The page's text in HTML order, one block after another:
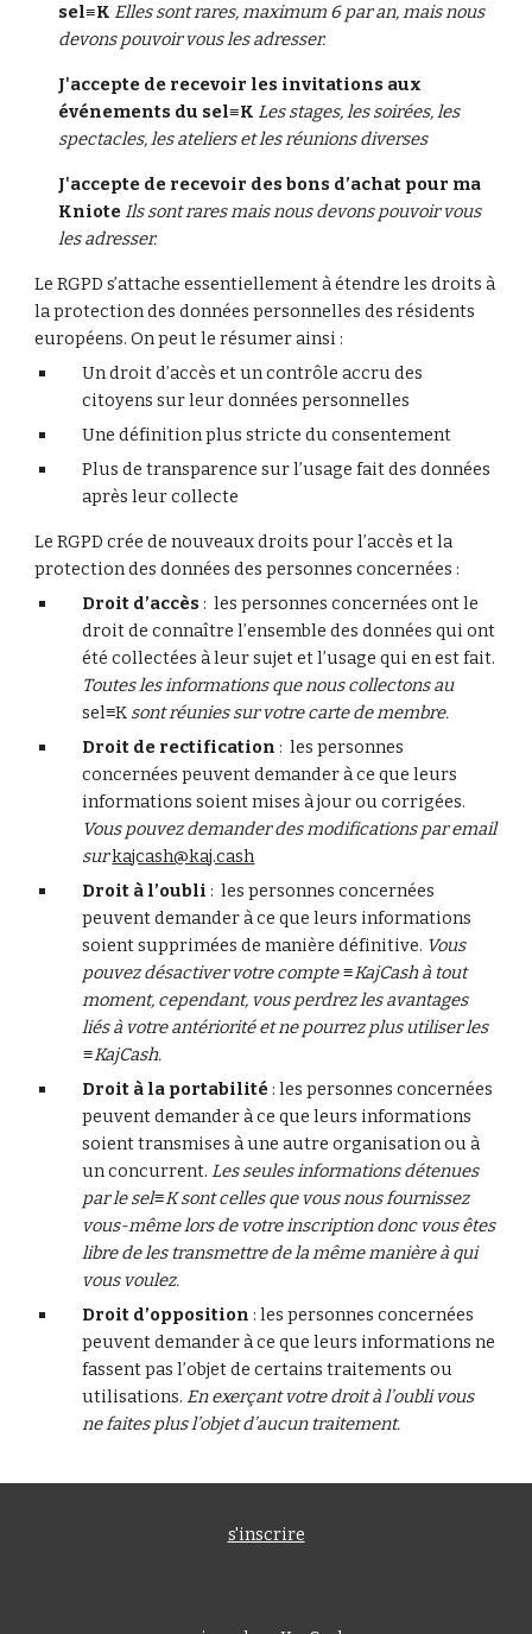
sel≡K Elles sont rares, maximum 6 par an, mais nous
devons pouvoir vous les adresser.
J'accepte de recevoir les invitations aux
événements du sel≡K Les stages, les soirées, les
spectacles, les ateliers et les réunions diverses
J'accepte de recevoir des bons d’achat pour ma
Kniote Ils sont rares mais nous devons pouvoir vous
les adresser.
Le RGPD s’attache essentiellement à étendre les droits à
la protection des données personnelles des résidents
européens. On peut le résumer ainsi :
Un droit d’accès et un contrôle accru des
citoyens sur leur données personnelles
Une définition plus stricte du consentement
Plus de transparence sur l’usage fait des données
après leur collecte
Le RGPD crée de nouveaux droits pour l’accès et la
protection des données des personnes concernées :
Droit d’accès :  les personnes concernées ont le
droit de connaître l’ensemble des données qui ont
Toutes les informations que nous collectons au
sel≡K sont réunies sur votre carte de membre.
Droit de rectification :  les personnes
concernées peuvent demander à ce que leurs
Vous pouvez demander des modifications par email
sur kajcash@kaj.cash
Droit à l’oubli :  les personnes concernées
peuvent demander à ce que leurs informations
soient supprimées de manière définitive. Vous
pouvez désactiver votre compte ≡KajCash à tout
moment, cependant, vous perdrez les avantages
liés à votre antériorité et ne pourrez plus utiliser les
≡KajCash.
Droit à la portabilité : les personnes concernées
peuvent demander à ce que leurs informations
soient transmises à une autre organisation ou à
un concurrent. Les seules informations détenues
par le sel≡K sont celles que vous nous fournissez
vous-même lors de votre inscription donc vous êtes
libre de les transmettre de la même manière à qui
vous voulez.
Droit d’opposition : les personnes concernées
peuvent demander à ce que leurs informations ne
fassent pas l’objet de certains traitements ou
utilisations. En exerçant votre droit à l’oubli vous
ne faites plus l’objet d’aucun traitement.
s'inscrire